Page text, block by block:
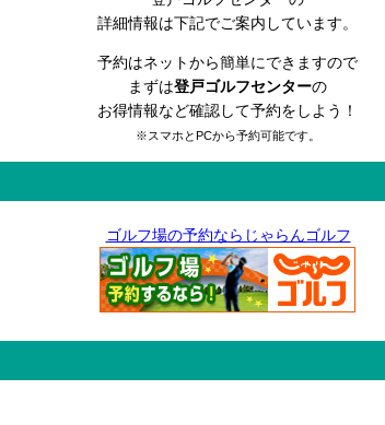
詳細情報は下記でご案内しています。
予約はネットから簡単にできますので
まずは登戸ゴルフセンターの
お得情報など確認して予約をしよう！
※スマホとPCから予約可能です。
ゴルフ場の予約ならじゃらんゴルフ